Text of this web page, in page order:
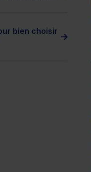
bien choisir